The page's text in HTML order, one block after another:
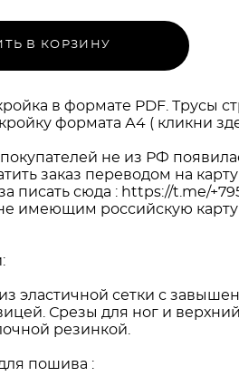
В КОРЗИНУ
в формате PDF. Трусы
формата А4 ( кликни
не из РФ
заказ переводом на карту
писать сюда : https://t.me/
имеющим российскую
эластичной сетки с
Срезы для ног и
резинкой.
пошива :